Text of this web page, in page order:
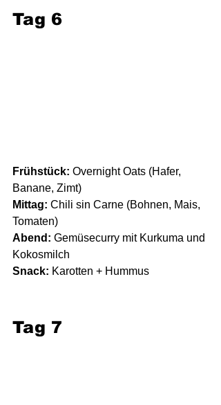
Tag 6
Frühstück: Overnight Oats (Hafer,
Banane, Zimt)
Mittag: Chili sin Carne (Bohnen, Mais,
Tomaten)
Abend: Gemüsecurry mit Kurkuma und
Kokosmilch
Snack: Karotten + Hummus
Tag 7